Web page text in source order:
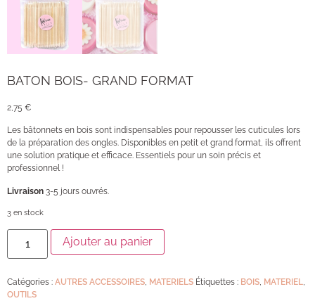
BATON BOIS- GRAND FORMAT
2,75 €
Les bâtonnets en bois sont indispensables pour repousser les cuticules lors
de la préparation des ongles. Disponibles en petit et grand format, ils offrent
une solution pratique et efficace. Essentiels pour un soin précis et
professionnel !
Livraison 3-5 jours ouvrés.
3 en stock
Ajouter au panier
Catégories : AUTRES ACCESSOIRES MATERIELS Étiquettes : BOIS MATERIEL
OUTILS